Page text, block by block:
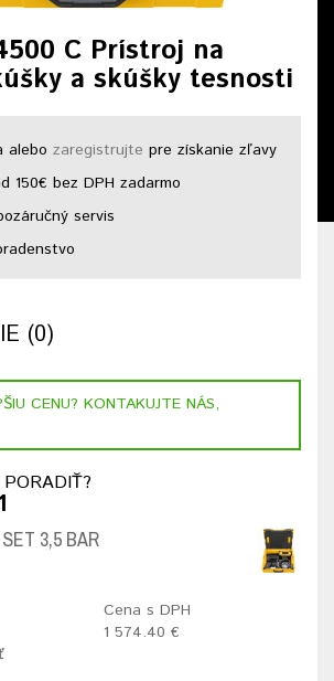
C Prístroj na
a skúšky tesnosti
alebo zaregistrujte pre získanie zľavy
150€ bez DPH zadarmo
servis
(0)
CENU? KONTAKUJTE NÁS,
3,5 BAR
Cena s DPH
1 574.40 €